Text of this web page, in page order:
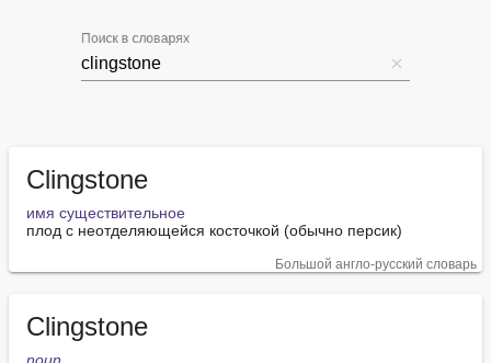
Поиск в словарях
Clingstone
имя существительное
плод с неотделяющейся косточкой (обычно персик)
Большой англо-русский словарь
Clingstone
noun